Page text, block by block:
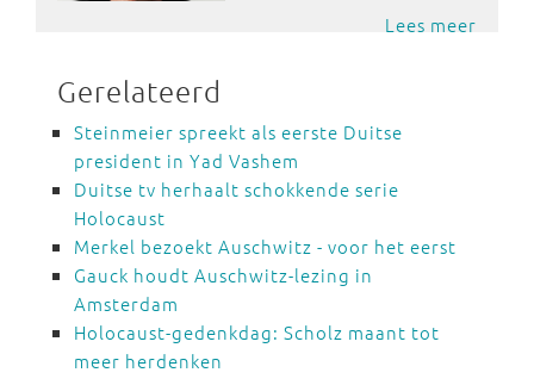
Lees meer
Gerelateerd
Steinmeier spreekt als eerste Duitse
president in Yad Vashem
Duitse tv herhaalt schokkende serie
Holocaust
Merkel bezoekt Auschwitz - voor het eerst
Gauck houdt Auschwitz-lezing in
Amsterdam
Holocaust-gedenkdag: Scholz maant tot
meer herdenken